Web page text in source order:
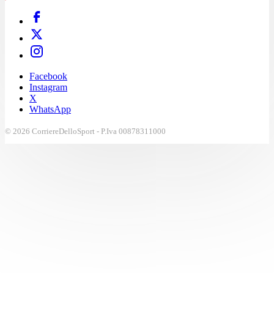
Facebook
Instagram
X
WhatsApp
© 2026 CorriereDelloSport - P.Iva 00878311000